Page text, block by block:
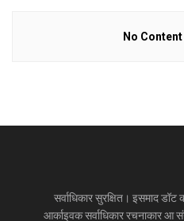
No
सर्वाधिकार सुरक्षित। इसमाद
आर्काइवक सर्वाधिकार रचनाकार आ